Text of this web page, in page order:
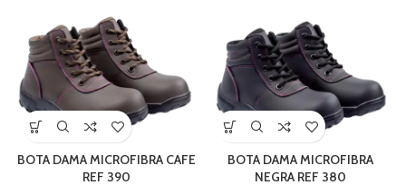
BOTA DAMA MICROFIBRA CAFE
REF 390
BOTA DAMA MICROFIBRA
NEGRA REF 380